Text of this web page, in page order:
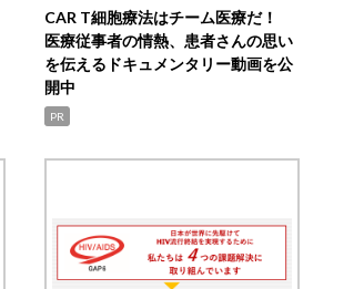
CAR T細胞療法はチーム医療だ！
医療従事者の情熱、患者さんの思い
を伝えるドキュメンタリー動画を公
開中
PR